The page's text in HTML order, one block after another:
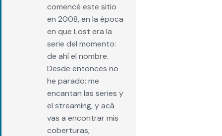
comencé este sitio
en 2008, en la época
en que Lost era la
serie del momento:
de ahí el nombre.
Desde entonces no
he parado: me
encantan las series y
el streaming, y acá
vas a encontrar mis
coberturas,